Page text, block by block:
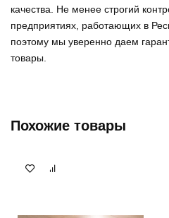
качества. Не менее строгий
предприятиях, работающих в
поэтому мы уверенно даем
товары.
Похожие товары